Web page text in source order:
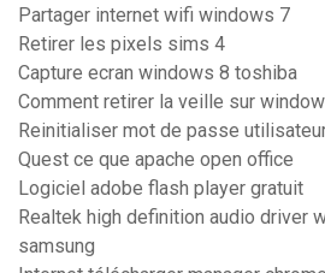
Partager internet wifi windows 7
Retirer les pixels sims 4
Capture ecran windows 8 toshiba
Comment retirer la veille sur
Reinitialiser mot de passe
Quest ce que apache open office
Logiciel adobe flash player gratuit
Realtek high definition audio driver
samsung